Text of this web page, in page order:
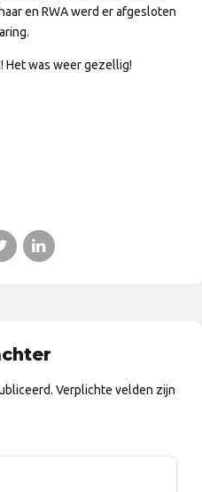
en RWA werd er afgesloten
Het was weer gezellig!
Verplichte velden zijn